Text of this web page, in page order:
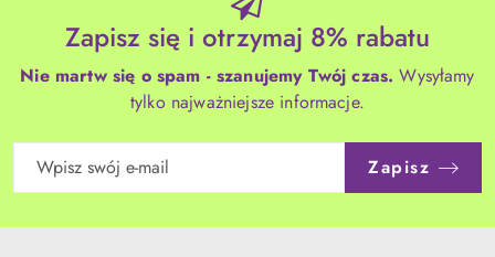
Zapisz się i otrzymaj 8% rabatu
Nie martw się o spam - szanujemy Twój czas. Wysyłamy
tylko najważniejsze informacje.
Zapisz